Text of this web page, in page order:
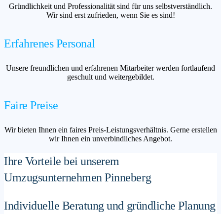
Gründlichkeit und Professionalität sind für uns selbstverständlich.
Wir sind erst zufrieden, wenn Sie es sind!
Erfahrenes Personal
Unsere freundlichen und erfahrenen Mitarbeiter werden fortlaufend
geschult und weitergebildet.
Faire Preise
Wir bieten Ihnen ein faires Preis-Leistungsverhältnis. Gerne erstellen
wir Ihnen ein unverbindliches Angebot.
Ihre Vorteile bei unserem
Umzugsunternehmen Pinneberg
Individuelle Beratung und gründliche Planung